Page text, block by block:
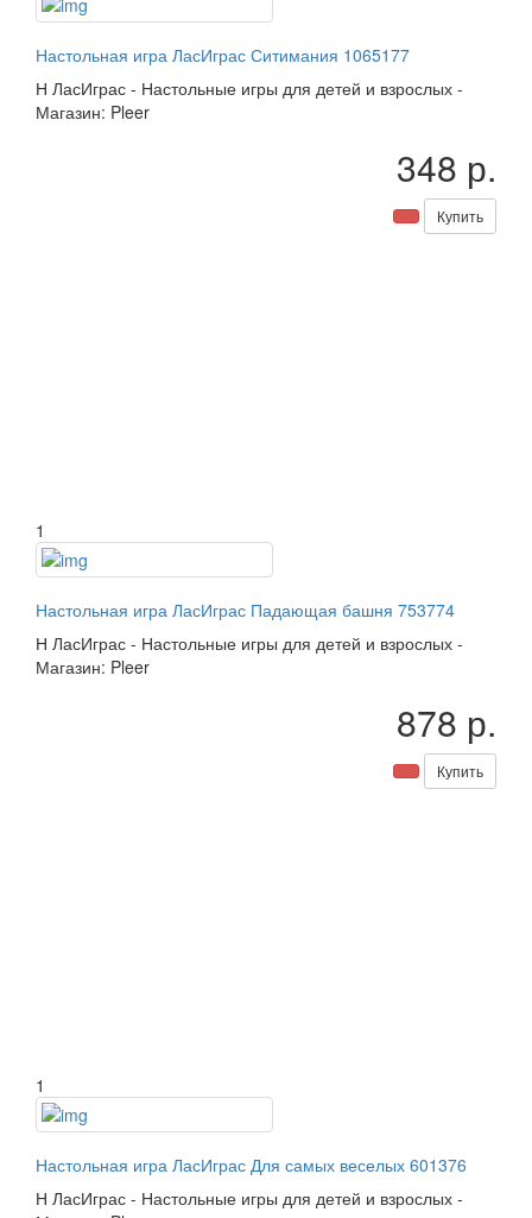
Настольная игра ЛасИграс Ситимания 1065177
Н ЛасИграс - Настольные игры для детей и взрослых -
Магазин: Pleer
348 р.
Купить
1
Настольная игра ЛасИграс Падающая башня 753774
Н ЛасИграс - Настольные игры для детей и взрослых -
Магазин: Pleer
878 р.
Купить
1
Настольная игра ЛасИграс Для самых веселых 601376
Н ЛасИграс - Настольные игры для детей и взрослых -